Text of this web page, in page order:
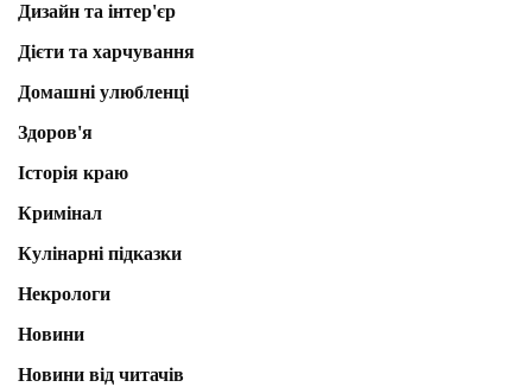
Дизайн та інтер'єр
Дієти та харчування
Домашні улюбленці
Здоров'я
Історія краю
Кримінал
Кулінарні підказки
Некрологи
Новини
Новини від читачів